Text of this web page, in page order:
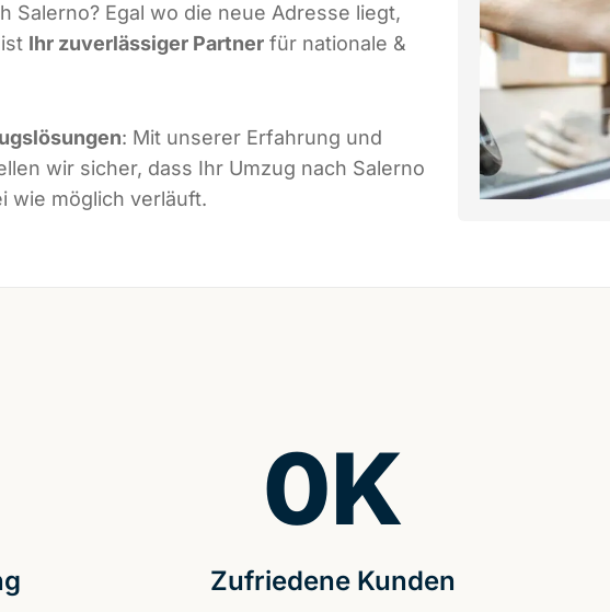
Salerno? Egal wo die neue Adresse liegt,
Ihr zuverlässiger Partner für nationale &
: Mit unserer Erfahrung und
wir sicher, dass Ihr Umzug nach Salerno
wie möglich verläuft.
Zufriedene Kunden
0K